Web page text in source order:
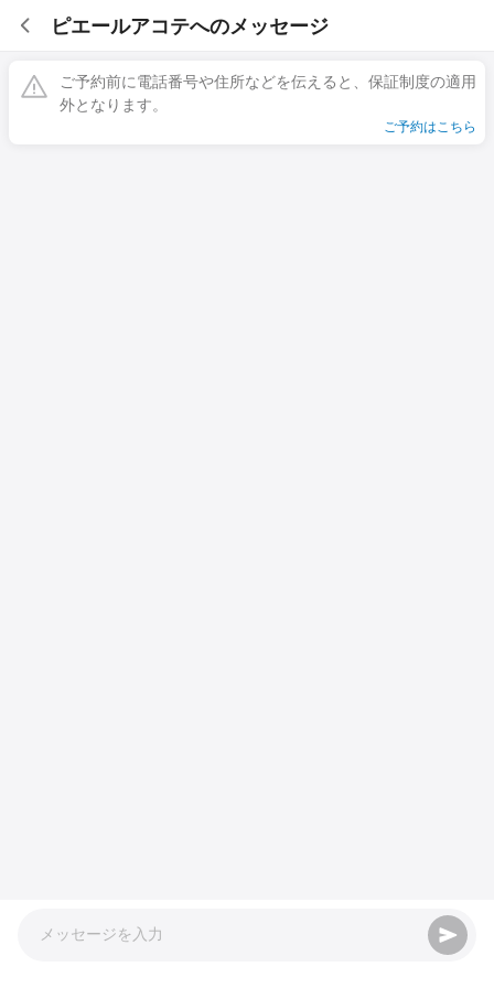
ピエールアコテへのメッセージ
ご予約前に電話番号や住所などを伝えると、保証制度の適用
外となります。
ご予約はこちら